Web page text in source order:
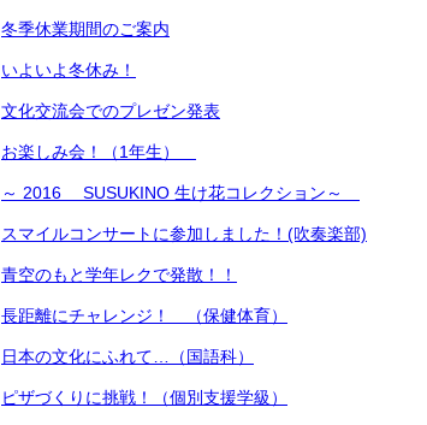
冬季休業期間のご案内
いよいよ冬休み！
文化交流会でのプレゼン発表
お楽しみ会！（1年生）
～ 2016 SUSUKINO 生け花コレクション～
スマイルコンサートに参加しました！(吹奏楽部)
青空のもと学年レクで発散！！
長距離にチャレンジ！ （保健体育）
日本の文化にふれて…（国語科）
ピザづくりに挑戦！（個別支援学級）